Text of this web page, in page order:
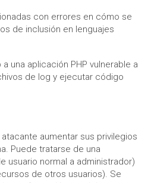
con errores en cómo se
de inclusión en lenguajes
una aplicación PHP vulnerable a
de log y ejecutar código
aumentar sus privilegios
Puede tratarse de una
usuario normal a administrador)
de otros usuarios). Se